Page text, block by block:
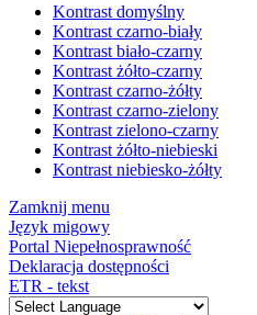
Kontrast domyślny
Kontrast czarno-biały
Kontrast biało-czarny
Kontrast żółto-czarny
Kontrast czarno-żółty
Kontrast czarno-zielony
Kontrast zielono-czarny
Kontrast żółto-niebieski
Kontrast niebiesko-żółty
Zamknij menu
Język migowy
Portal Niepełnosprawność
Deklaracja dostępności
ETR - tekst